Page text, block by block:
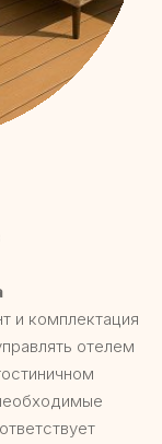
и комплектация
отелем